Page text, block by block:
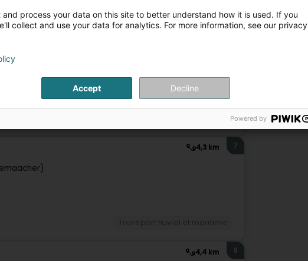
4,3 km 7
4,4 km 8
and process your data on this site to better understand how it is used. If you
collect and use your data for analytics. For more information, see our privacy
Accept Decline
Powered by